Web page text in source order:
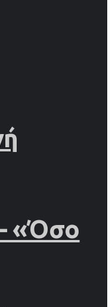
«Όσο